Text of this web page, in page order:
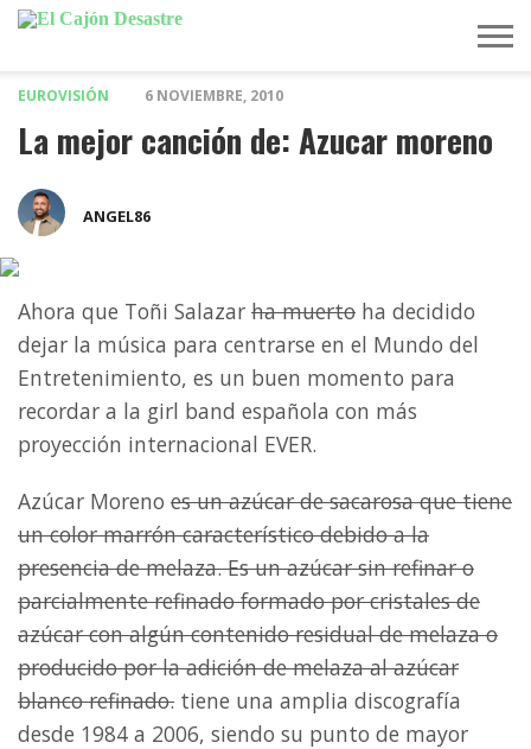
EUROVISIÓN 6 NOVIEMBRE, 2010
La mejor canción de: Azucar moreno
ANGEL86
Ahora que Toñi Salazar ha muerto ha decidido
dejar la música para centrarse en el Mundo del
Entretenimiento, es un buen momento para
recordar a la girl band española con más
proyección internacional EVER.
Azúcar Moreno es un azúcar de sacarosa que tiene
un color marrón característico debido a la
presencia de melaza. Es un azúcar sin refinar o
parcialmente refinado formado por cristales de
azúcar con algún contenido residual de melaza o
producido por la adición de melaza al azúcar
blanco refinado. tiene una amplia discografía
desde 1984 a 2006, siendo su punto de mayor